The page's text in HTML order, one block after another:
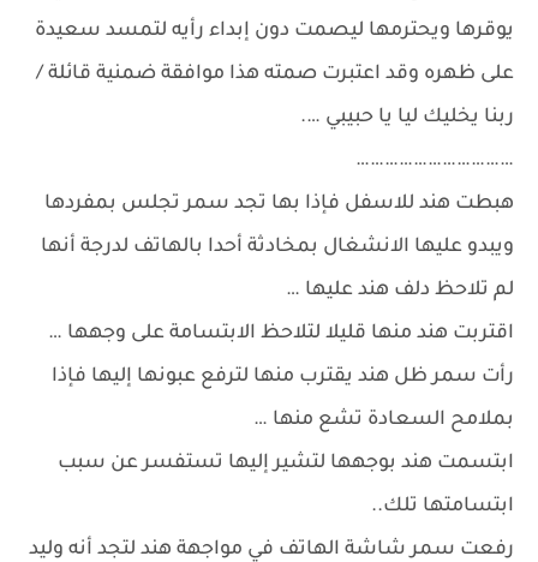
يوقرها ويحترمها ليصمت دون إبداء رأيه لتمسد سعيدة
على ظهره وقد اعتبرت صمته هذا موافقة ضمنية قائلة /
ربنا يخليك ليا يا حبيبي ….
……………………………
هبطت هند للاسفل فإذا بها تجد سمر تجلس بمفردها
ويبدو عليها الانشغال بمخادثة أحدا بالهاتف لدرجة أنها
لم تلاحظ دلف هند عليها …
اقتربت هند منها قليلا لتلاحظ الابتسامة على وجهها …
رأت سمر ظل هند يقترب منها لترفع عبونها إليها فإذا
بملامح السعادة تشع منها …
ابتسمت هند بوجهها لتشير إليها تستفسر عن سبب
ابتسامتها تلك..
رفعت سمر شاشة الهاتف في مواجهة هند لتجد أنه وليد